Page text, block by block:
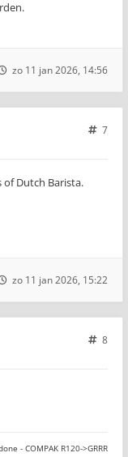
zo 11 jan 2026, 14:56
7
Dutch Barista.
zo 11 jan 2026, 15:22
8
- COMPAK R120->GRRR